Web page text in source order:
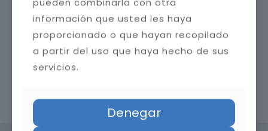
Contacta con nosotros
información que usted les haya
proporcionado o que hayan recopilado
a partir del uso que haya hecho de sus
servicios.
Denegar